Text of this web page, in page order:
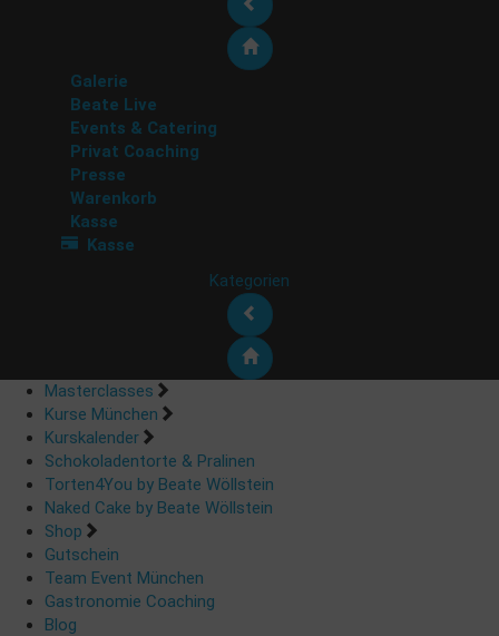
Galerie
Beate Live
Events & Catering
Privat Coaching
Presse
Warenkorb
Kasse
Kasse
Kategorien
Masterclasses
Kurse München
Kurskalender
Schokoladentorte & Pralinen
Torten4You by Beate Wöllstein
Naked Cake by Beate Wöllstein
Shop
Gutschein
Team Event München
Gastronomie Coaching
Blog